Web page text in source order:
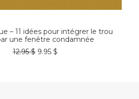
– 11 idées pour intégrer le trou
une fenêtre condamnée
12.95$ Le
9.95 $Le